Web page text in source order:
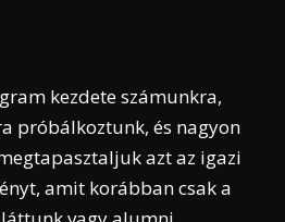
kezdete számunkra,
próbálkoztunk, és nagyon
azt az igazi
amit korábban csak a